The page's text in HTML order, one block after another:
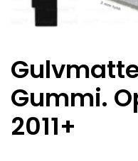
Gummi.
2011+